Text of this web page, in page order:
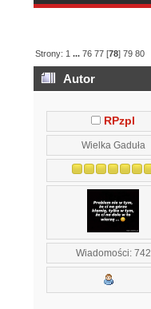
Strony: 1 ...76 77 [78]79 80
Autor
RPzpl
Wielka Gaduła
Wiadomości: 742